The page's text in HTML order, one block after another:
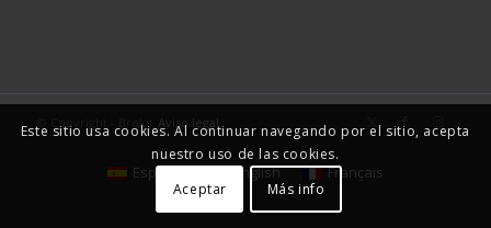
© Copyright - Broks. Aviso legal
Este sitio usa cookies. Al continuar navegando por el sitio, acepta
nuestro uso de las cookies.
Aceptar
Más info
Español English Français